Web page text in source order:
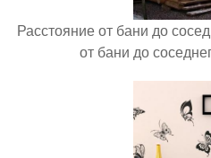
Расстояние от бани до
от бани до